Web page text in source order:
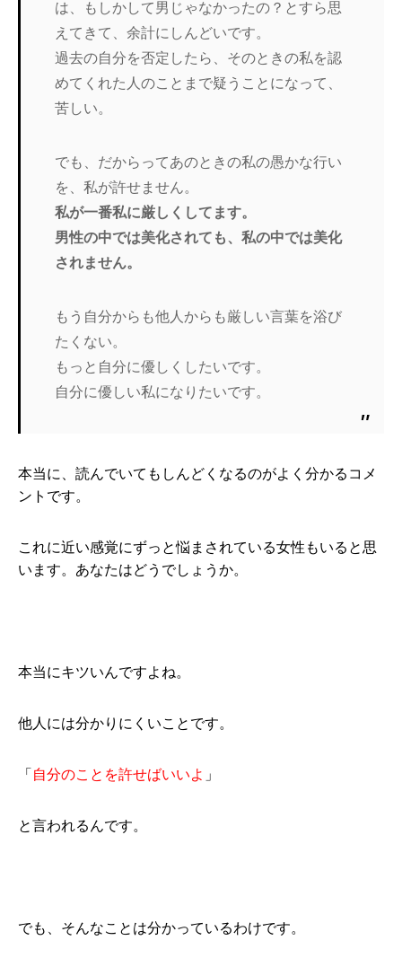
は、もしかして男じゃなかったの？とすら思
えてきて、余計にしんどいです。
過去の自分を否定したら、そのときの私を認
めてくれた人のことまで疑うことになって、
苦しい。
でも、だからってあのときの私の愚かな行い
を、私が許せません。
私が一番私に厳しくしてます。
男性の中では美化されても、私の中では美化
されません。
もう自分からも他人からも厳しい言葉を浴び
たくない。
もっと自分に優しくしたいです。
自分に優しい私になりたいです。
本当に、読んでいてもしんどくなるのがよく分かるコメ
ントです。
これに近い感覚にずっと悩まされている女性もいると思
います。あなたはどうでしょうか。
本当にキツいんですよね。
他人には分かりにくいことです。
「 自分のことを許せばいいよ 」
と言われるんです。
でも、そんなことは分かっているわけです。